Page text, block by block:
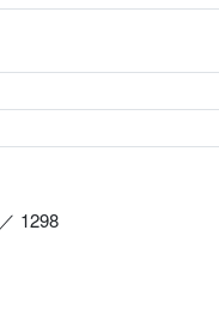
／ 1298